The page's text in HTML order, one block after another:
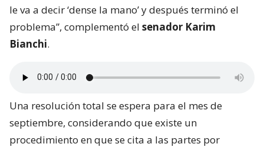
le va a decir ‘dense la mano’ y después terminó el
problema”, complementó el senador Karim
Bianchi.
Una resolución total se espera para el mes de
septiembre, considerando que existe un
procedimiento en que se cita a las partes por